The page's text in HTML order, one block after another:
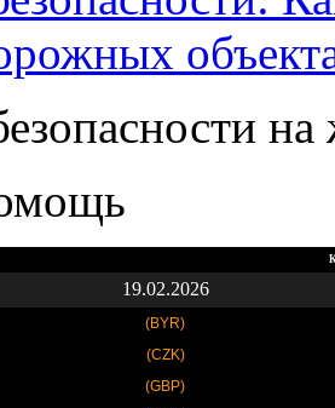
19.02.2026
(BYR)
(CZK)
(GBP)